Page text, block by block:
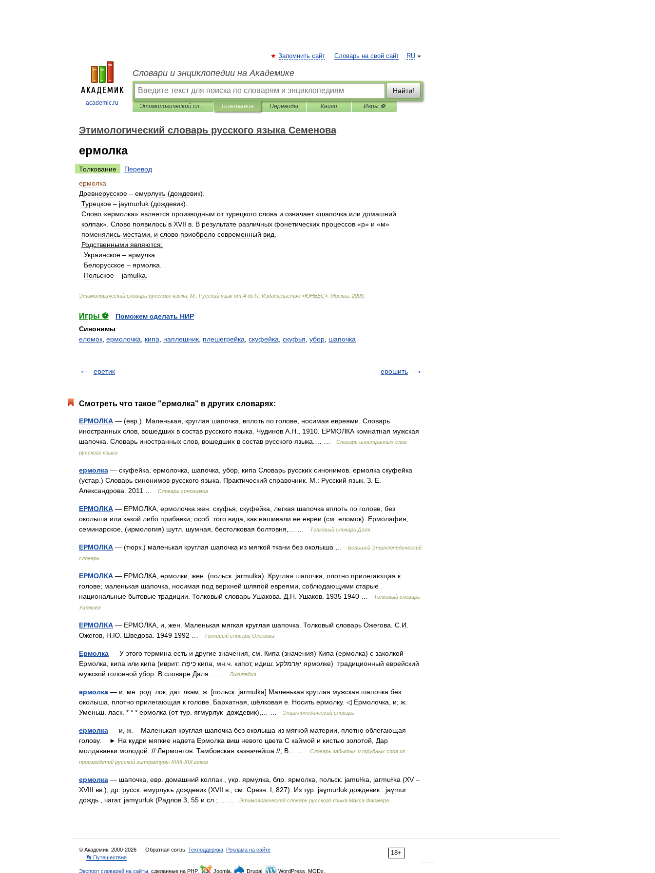
academic.ru
RU
Запомнить сайт Словарь на свой сайт
Словари и энциклопедии на Академике
Найти!
Этимологический словарь русского языка Семенова Толкования Переводы Книги Игры ⚽
Этимологический словарь русского языка Семенова
ермолка
Толкование
Перевод
ермолка
Древнерусское – емурлукъ (дождевик).
Турецкое – jaymurluk (дождевик).
Слово «ермолка» является производным от турецкого слова и означает«шапочка или домашний
колпак». Слово появилось в XVII в В результате различных фонетических процессов «р» и «м»
поменялись местами и слово приобрело современный вид
Родственными являются:
Украинское – ярмулка
Белорусское – ярмолка
Польское – jamulka
Этимологический словарь русского языка М : Русский язык от А до Я Издательство <ЮНВЕС> Москва 2003
Игры ⚽
Поможем сделать НИР
Синонимы:
еломок ермолочка кипа наплешник плешегрейка скуфейка скуфья убор шапочка
еретик ерошить
Смотреть что такое "ермолка" в других словарях:
ЕРМОЛКА — (евр.). Маленькая, круглая шапочка, вплоть по голове, носимая евреями. Словарь
иностранных слов, вошедших в состав русского языка. Чудинов А.Н., 1910. ЕРМОЛКА комнатная мужская
шапочка. Словарь иностранных слов, вошедших в состав русского языка.… …
Словарь иностранных слов
русского языка
ермолка — скуфейка, ермолочка, шапочка, убор, кипа Словарь русских синонимов. ермолка скуфейка
(устар.) Словарь синонимов русского языка. Практический справочник. М.: Русский язык. З. Е.
Александрова. 2011 …
Словарь синонимов
ЕРМОЛКА — ЕРМОЛКА, ермолочка жен. скуфья, скуфейка, легкая шапочка вплоть по голове, без
околыша или какой либо прибавки; особ. того вида, как нашивали ее евреи (см. еломок). Ермолафия,
семинарское, (ирмология) шутл. шумная, бестолковая болтовня,… …
Толковый словарь Даля
ЕРМОЛКА — (тюрк.) маленькая круглая шапочка из мягкой ткани без околыша …
Большой Энциклопедический
словарь
ЕРМОЛКА — ЕРМОЛКА, ермолки, жен. (польск. jarmulka). Круглая шапочка, плотно прилегающая к
голове; маленькая шапочка, носимая под верхней шляпой евреями, соблюдающими старые
национальные бытовые традиции. Толковый словарь Ушакова. Д.Н. Ушаков. 1935 1940 …
Толковый словарь
Ушакова
ЕРМОЛКА — ЕРМОЛКА, и, жен. Маленькая мягкая круглая шапочка. Толковый словарь Ожегова. С.И.
Ожегов, Н.Ю. Шведова. 1949 1992 …
Толковый словарь Ожегова
Ермолка — У этого термина есть и другие значения, см. Кипа (значения) Кипа (ермолка) с заколкой
Ермолка, кипа или кипа (иврит: כִּיפָּה кипа, мн.ч. кипот, идиш: יאַרמלקע ярмолке) традиционный еврейский
мужской головной убор. В словаре Даля… …
Википедия
ермолка — и; мн. род. лок; дат. лкам; ж. [польск. jarmulka] Маленькая круглая мужская шапочка без
околыша, плотно прилегающая к голове. Бархатная, шёлковая е. Носить ермолку. ◁ Ермолочка, и; ж.
Уменьш. ласк. * * * ермолка (от тур. ягмурлук дождевик),… …
Энциклопедический словарь
ермолка — и, ж. Маленькая круглая шапочка без околыша из мягкой материи, плотно облегающая
голову. ► На кудри мягкие надета Ермолка виш невого цвета С каймой и кистью золотой, Дар
молдаванки молодой. // Лермонтов. Тамбовская казначейша //; В… …
Словарь забытых и трудных слов из
произведений русской литературы ХVIII-ХIХ веков
ермолка — шапочка, евр. домашний колпак , укр. ярмулка, блр. ярмолка, польск. jamuɫka, jarmuɫka (XV –
XVIII вв.), др. русск. емурлукъ дождевик (XVII в.; см. Срезн. I, 827). Из тур. jaɣmurluk дождевик : jaɣmur
дождь , чагат. jamɣurluk (Радлов 3, 55 и сл.;… …
Этимологический словарь русского языка Макса Фасмера
18+
© Академик, 2000-2026 Обратная связь: Техподдержка Реклама на сайте
👣 Путешествия
Экспорт словарей на сайты , сделанные на PHP, Joomla, Drupal, WordPress, MODx.